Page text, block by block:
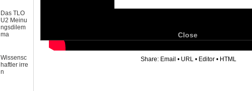
Das TLO
U2 Meinu
ngsdilem
ma
Wissensc
haftler irre
n
Close
Share: Email • URL • Editor • HTML